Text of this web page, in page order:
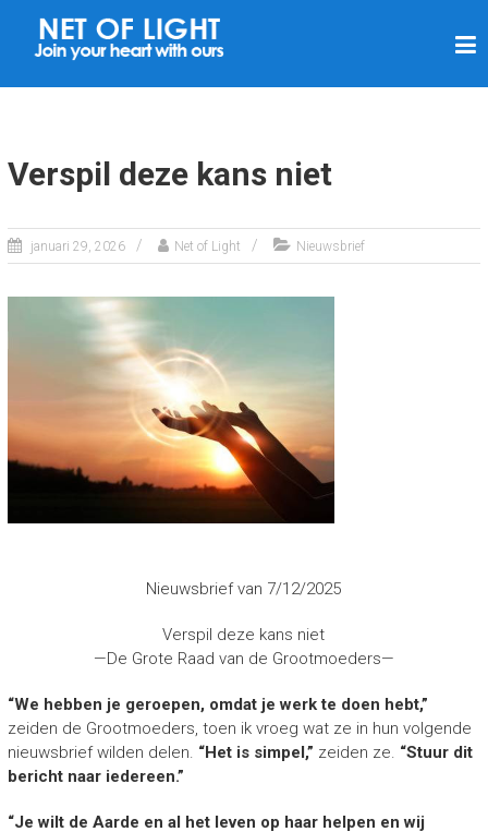
N
A
L
I
C
Verspil deze kans niet
januari 29, 2026 Net of Light Nieuwsbrief
Nieuwsbrief van 7/12/2025
Verspil deze kans niet
—De Grote Raad van de Grootmoeders—
“We hebben je geroepen, omdat je werk te doen hebt,”
zeiden de Grootmoeders, toen ik vroeg wat ze in hun volgende
nieuwsbrief wilden delen. “Het is simpel,” zeiden ze. “Stuur dit
bericht naar iedereen.”
“Je wilt de Aarde en al het leven op haar helpen en wij